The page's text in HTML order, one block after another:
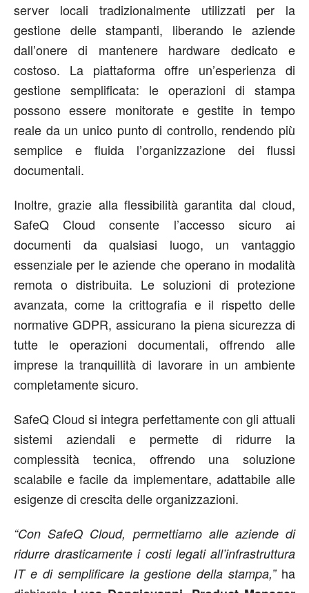
server locali tradizionalmente utilizzati per la
gestione delle stampanti, liberando le aziende
dall’onere di mantenere hardware dedicato e
costoso. La piattaforma offre un’esperienza di
gestione semplificata: le operazioni di stampa
possono essere monitorate e gestite in tempo
reale da un unico punto di controllo, rendendo più
semplice e fluida l’organizzazione dei flussi
documentali.
Inoltre, grazie alla flessibilità garantita dal cloud,
SafeQ Cloud consente l’accesso sicuro ai
documenti da qualsiasi luogo, un vantaggio
essenziale per le aziende che operano in modalità
remota o distribuita. Le soluzioni di protezione
avanzata, come la crittografia e il rispetto delle
normative GDPR, assicurano la piena sicurezza di
tutte le operazioni documentali, offrendo alle
imprese la tranquillità di lavorare in un ambiente
completamente sicuro.
SafeQ Cloud si integra perfettamente con gli attuali
sistemi aziendali e permette di ridurre la
complessità tecnica, offrendo una soluzione
scalabile e facile da implementare, adattabile alle
esigenze di crescita delle organizzazioni.
“Con SafeQ Cloud, permettiamo alle aziende di
ridurre drasticamente i costi legati all’infrastruttura
IT e di semplificare la gestione della stampa,”ha